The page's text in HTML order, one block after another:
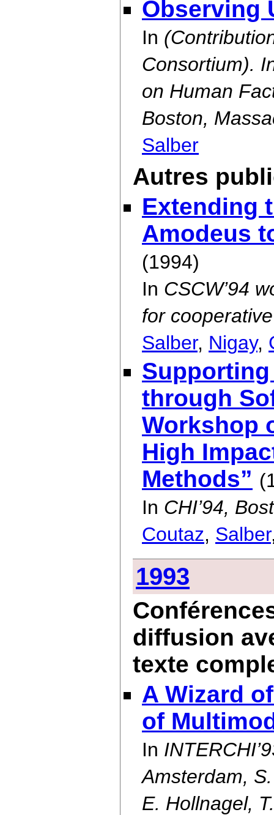
Observing
In
Consortium).
on Human
Boston,
Salber
Autres
Extending
Amodeus
(1994)
In CSCW’94
for
Salber, Nigay,
through
Workshop
High
Methods”
In CHI’94,
Coutaz, Salber
1993
diffusion
texte
A Wizard
of
In
Amsterdam,
E. Hollnagel,